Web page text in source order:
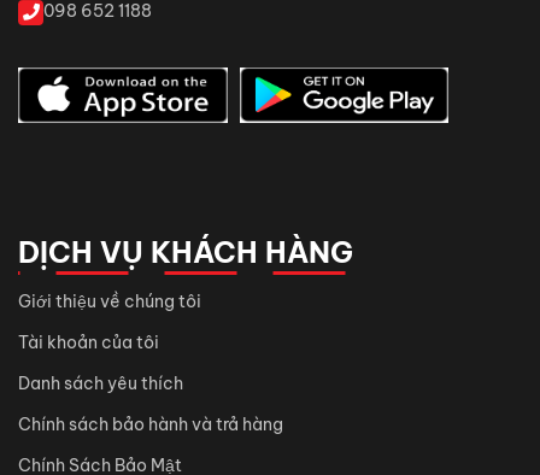
098 652 1188
DỊCH VỤ KHÁCH HÀNG
Giới thiệu về chúng tôi
Tài khoản của tôi
Danh sách yêu thích
Chính sách bảo hành và trả hàng
Chính Sách Bảo Mật